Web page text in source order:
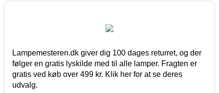
Lampemesteren.dk giver dig 100 dages returret, og der
følger en gratis lyskilde med til alle lamper. Fragten er
gratis ved køb over 499 kr. Klik her for at se deres
udvalg.